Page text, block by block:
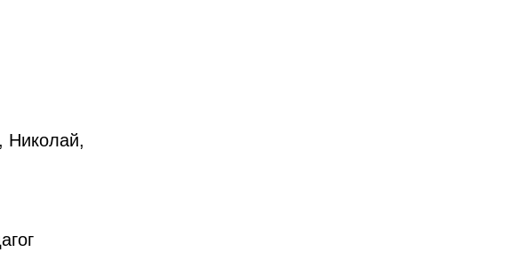
Николай,